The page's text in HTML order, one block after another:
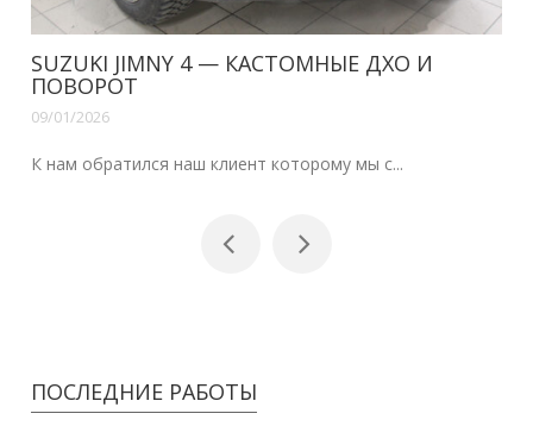
VOLVO XC70, S80 — ДХО В ШТАТНЫЕ
09/01/2026